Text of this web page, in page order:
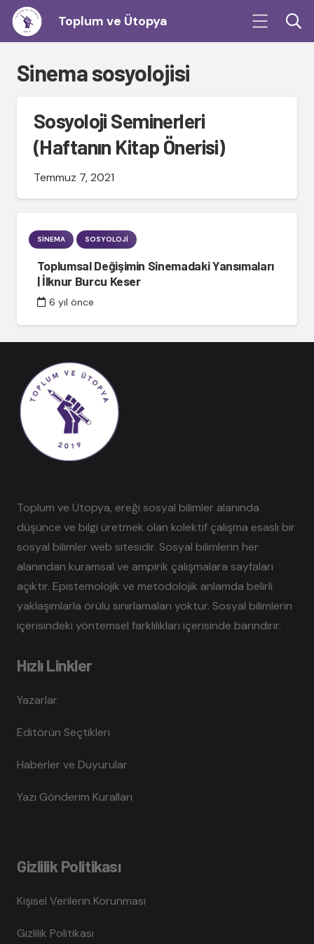
Toplum ve Ütopya
Sinema sosyolojisi
Sosyoloji Seminerleri
(Haftanın Kitap Önerisi)
Temmuz 7, 2021
SINEMA SOSYOLOJI
Toplumsal Değişimin Sinemadaki Yansımaları
| İlknur Burcu Keser
6 yıl önce
Toplum ve Ütopya, ereği sosyal bilimler alanında
düşünce ve bilgi üretmek olan kolektif çalışma esaslı bir
sosyal bilimler web sitesidir. Sosyal bilimlerin her
alanından kuramsal ve ampirik çalışmalara sayfaları
açıktır. Epistemolojik ve metodolojik anlamda belirli
yaklaşımlarla örülü sınırlamaları yoktur. Sosyal bilimlerin
içerisindeki yöntemsel farklılıkları içerisinde barındırır.
Hızlı Linkler
Yazarlar
Editörün Seçtikleri
Haberler ve Duyurular
Yazı Gönderim Kuralları
Gizlilik Politikası
Kişisel Verilerin Korunması
Gizlilik Politikası